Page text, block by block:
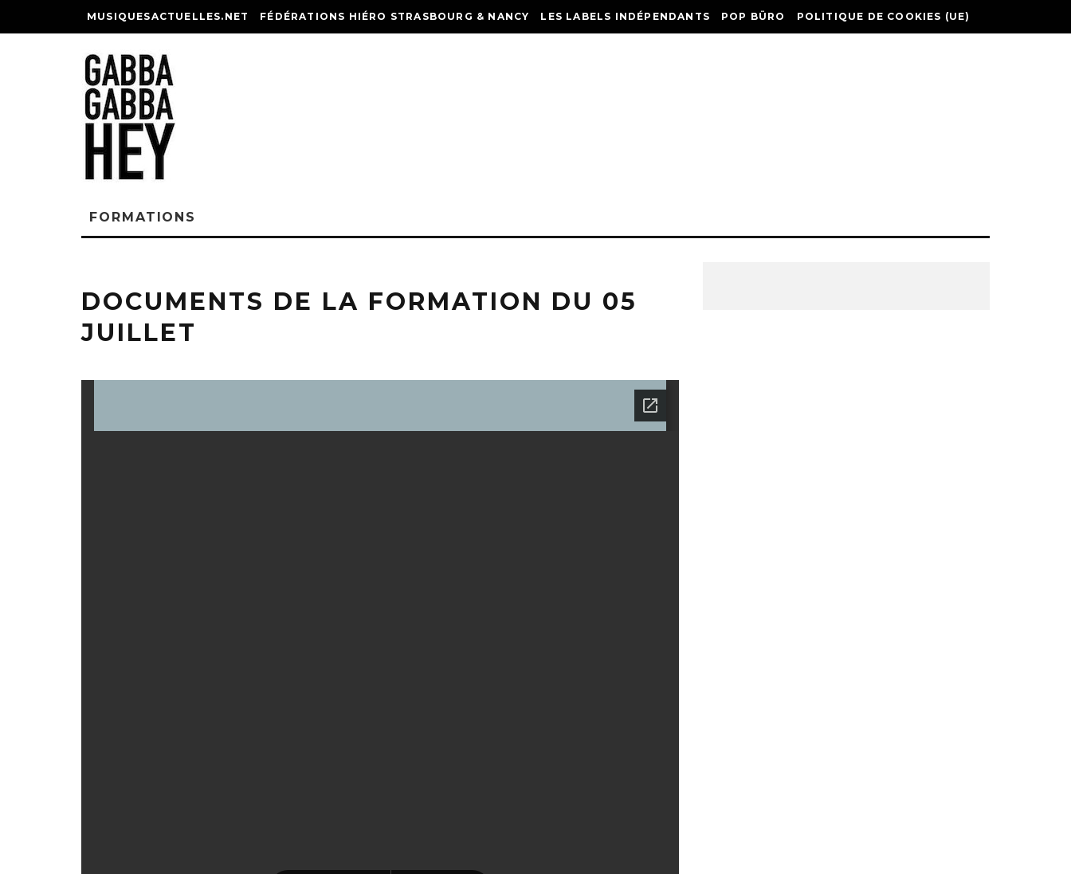
MUSIQUESACTUELLES.NET FÉDÉRATIONS HIÉRO STRASBOURG & NANCY LES LABELS INDÉPENDANTS POP BÜRO POLITIQUE DE COOKIES (UE)
FORMATIONS
DOCUMENTS DE LA FORMATION DU 05
JUILLET